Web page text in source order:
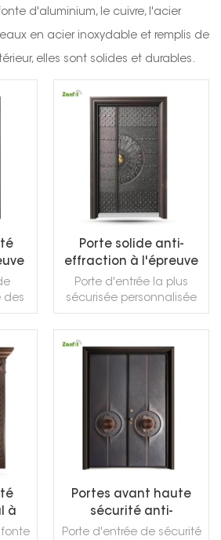
d'aluminium, le cuivre, l'acier
en acier inoxydable et remplis de
elles sont solides et durables.
des
Porte solide anti-
effraction à l'épreuve
des balles d'entrée de
sécurité
Porte d'entrée la plus
sécurisée personnalisée
antivol en fonte
d'aluminium noire
à
fonte
Portes avant haute
sécurité anti-
effraction
Porte d'entrée de sécurité